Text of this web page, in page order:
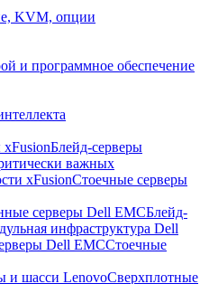
KVM, опции
и программное обеспечение
xFusionБлейд-серверы
важных
xFusionСтоечные серверы
серверы Dell EMCБлейд-
инфраструктура Dell
Dell EMCСтоечные
и шасси LenovoСверхплотные